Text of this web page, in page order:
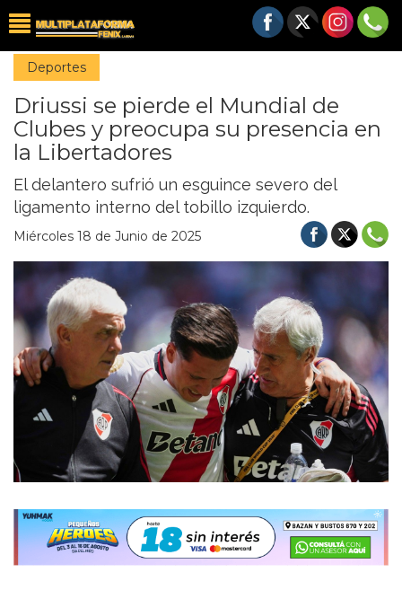
Deportes
Driussi se pierde el Mundial de
Clubes y preocupa su presencia en
la Libertadores
El delantero sufrió un esguince severo del
ligamento interno del tobillo izquierdo.
Miércoles 18 de Junio de 2025